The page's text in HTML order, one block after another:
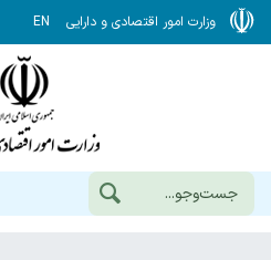
وزارت امور اقتصادی و دارایی EN